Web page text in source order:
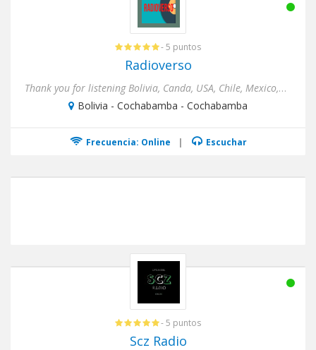
- 5 puntos
Radioverso
Thank you for listening Bolivia, Canda, USA, Chile, Mexico,Argentina, Europe.We propose a 4 hour live stream dj sessi...
Bolivia - Cochabamba - Cochabamba
Frecuencia: Online | Escuchar
- 5 puntos
Scz Radio